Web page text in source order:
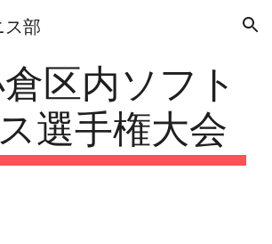
Skip to navigation
部
区内ソフト
選手権大会